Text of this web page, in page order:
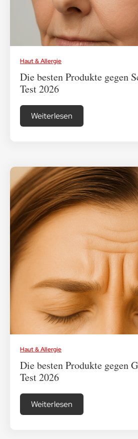
Haut & Allergie
Die besten Produkte gegen
Test 2026
Weiterlesen
Haut & Allergie
Die besten Produkte gegen
Test 2026
Weiterlesen